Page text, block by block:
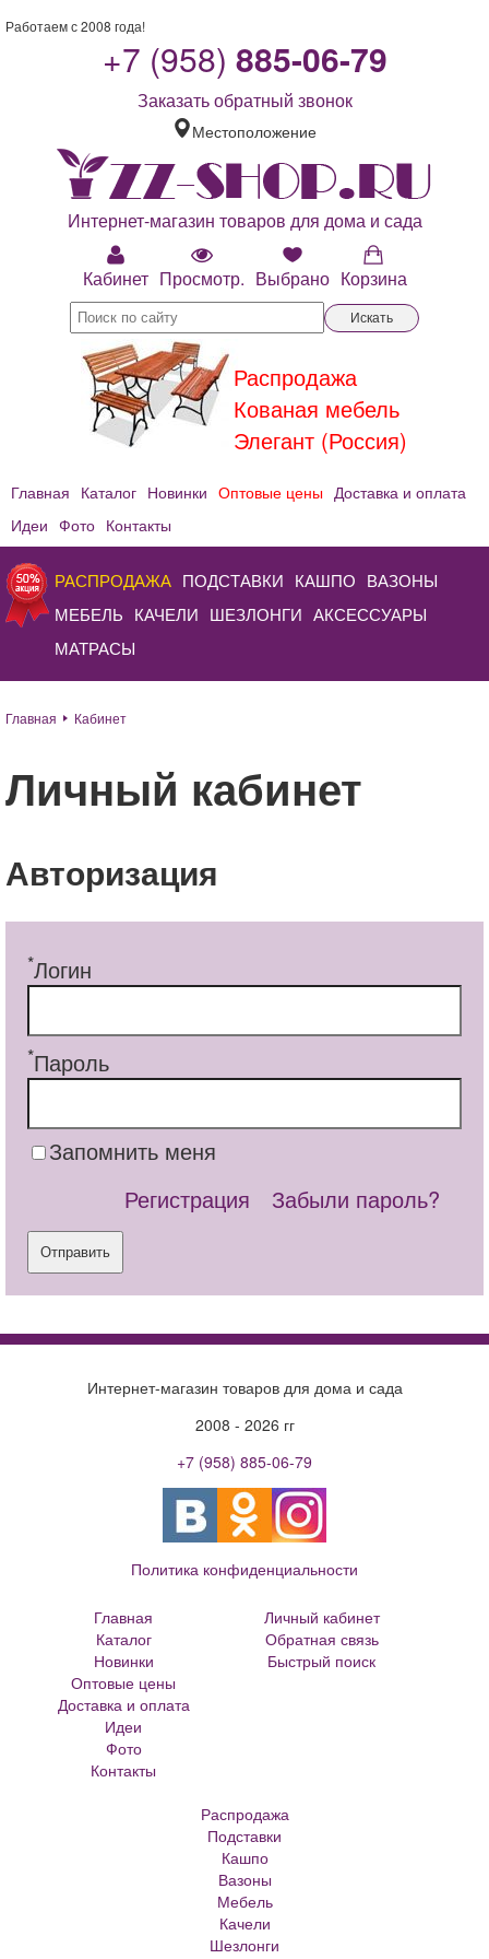
Работаем с 2008 года!
+7 (958) 885-06-79
Заказать обратный звонок
Местоположение
Интернет-магазин товаров для дома и сада
Кабинет Просмотр. Выбрано Корзина
Искать
Распродажа
Кованая мебель
Элегант (Россия)
Главная Каталог Новинки Оптовые цены Доставка и оплата
Идеи Фото Контакты
РАСПРОДАЖА ПОДСТАВКИ КАШПО ВАЗОНЫ
МЕБЕЛЬ КАЧЕЛИ ШЕЗЛОНГИ АКСЕССУАРЫ
МАТРАСЫ
Главная Кабинет
Личный кабинет
Авторизация
*Логин
*Пароль
Запомнить меня
Регистрация
Забыли пароль?
Отправить
Интернет-магазин товаров для дома и сада
2008 - 2026 гг
+7 (958) 885-06-79
Политика конфиденциальности
Главная
Каталог
Новинки
Оптовые цены
Доставка и оплата
Идеи
Фото
Контакты
Личный кабинет
Обратная связь
Быстрый поиск
Кашпо из ротанга
Матрасы Аскона
Кашпо металлическое
Кашпо для елки
Кашпо с самоливом
Кашпо с автополивом
Распродажа
Подставки
Кашпо
Вазоны
Мебель
Качели
Шезлонги